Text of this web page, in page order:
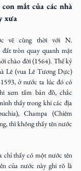
mắt của các nhà
xưa
vẽ cùng thời với N.
tròn quay quanh mặt
chào đời (1564). Thế kỷ
Lê (vua Lê Tương Dực)
ở nước ta lúc đó có
xem tấm bản đồ, chắc
thấy trong khi các địa
Champa (Chiêm
thì không thấy tên nước
chỉ thấy có một nước tên
của nước này ghi rõ là